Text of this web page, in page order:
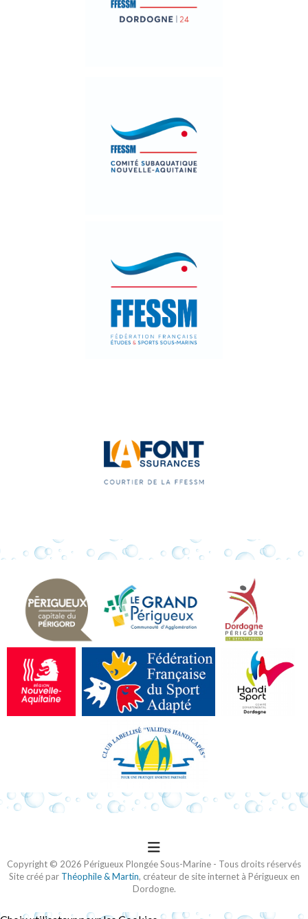
Copyright © 2026 Périgueux Plongée Sous-Marine - Tous droits réservés
Site créé par Théophile & Martin, créateur de site internet à Périgueux en
Dordogne.